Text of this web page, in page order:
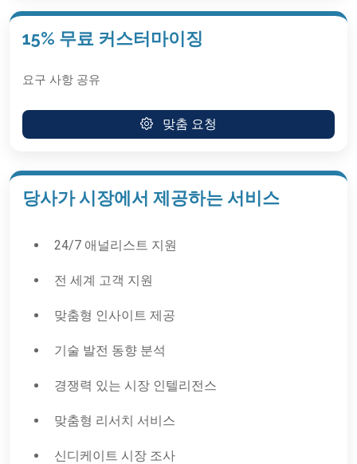
15% 무료 커스터마이징
요구 사항 공유
맞춤 요청
당사가 시장에서 제공하는 서비스
24/7 애널리스트 지원
전 세계 고객 지원
맞춤형 인사이트 제공
기술 발전 동향 분석
경쟁력 있는 시장 인텔리전스
맞춤형 리서치 서비스
신디케이트 시장 조사